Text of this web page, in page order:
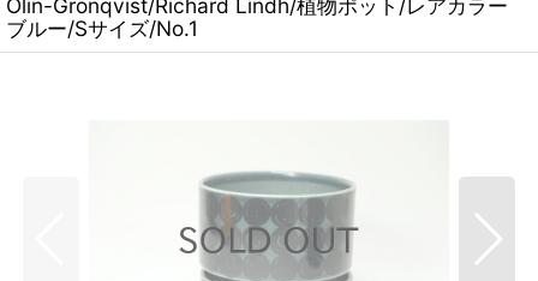
Olin-Gronqvist/Richard Lindh/植物ポット/レアカラー
ブルー/Sサイズ/No.1